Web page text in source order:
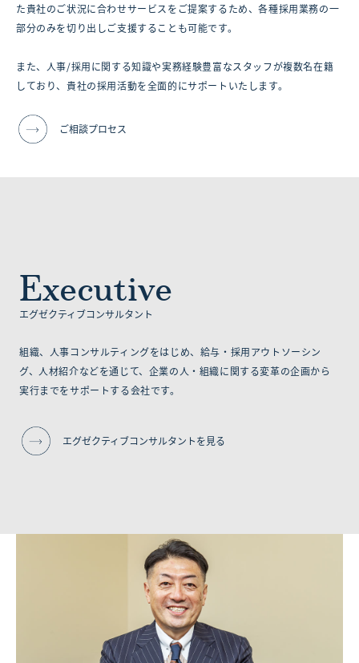
た貴社のご状況に合わせサービスをご提案するため、各種採用業務の一
部分のみを切り出しご支援することも可能です。
また、人事/採用に関する知識や実務経験豊富なスタッフが複数名在籍
しており、貴社の採用活動を全面的にサポートいたします。
ご相談プロセス
Executive
エグゼクティブコンサルタント
組織、人事コンサルティングをはじめ、給与・採用アウトソーシン
グ、人材紹介などを通じて、企業の人・組織に関する変革の企画から
実行までをサポートする会社です。
エグゼクティブコンサルタントを見る